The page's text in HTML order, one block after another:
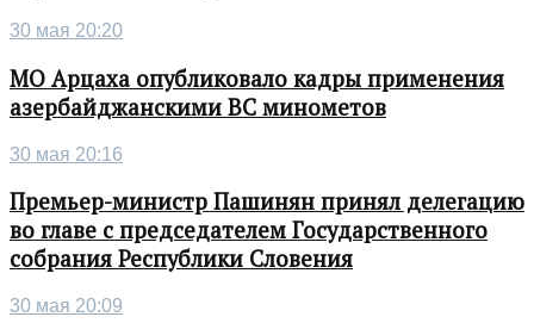
30 мая 20:20
МО Арцаха опубликовало кадры применения
азербайджанскими ВС минометов
30 мая 20:16
Премьер-министр Пашинян принял делегацию
во главе с председателем Государственного
собрания Республики Словения
30 мая 20:09